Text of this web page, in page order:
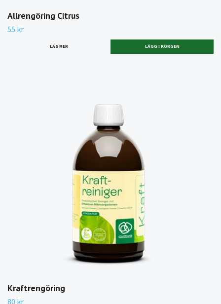
Allrengöring Citrus
55 kr
LÄS MER LÄGG I KORGEN
Kraftrengöring
80 kr